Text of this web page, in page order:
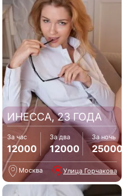
ИНЕССА, 23 ГОДА
За час
12000
За два
12000
За ночь
25000
Москва Улица Горчакова